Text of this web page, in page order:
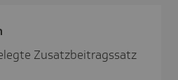
Zusatzbeitragssatz